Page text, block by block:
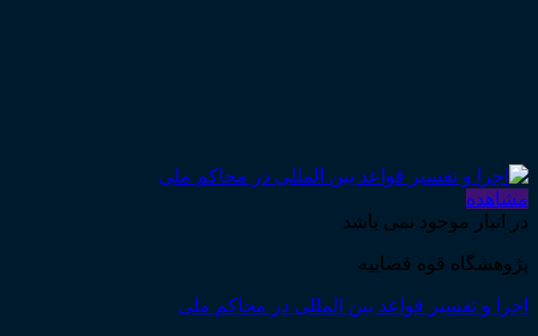
مشاهده
در انبار موجود نمی باشد
پژوهشگاه قوه قضاییه
اجرا و تفسیر قواعد بین المللی در محاکم ملی